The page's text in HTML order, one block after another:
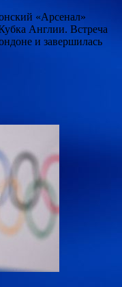
«Арсенал»
Англии. Встреча
и завершилась